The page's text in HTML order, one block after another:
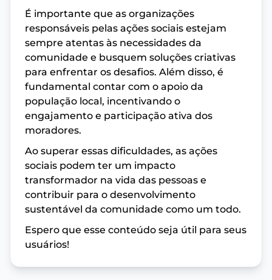
É importante que as organizações
responsáveis pelas ações sociais estejam
sempre atentas às necessidades da
comunidade e busquem soluções criativas
para enfrentar os desafios. Além disso, é
fundamental contar com o apoio da
população local, incentivando o
engajamento e participação ativa dos
moradores.
Ao superar essas dificuldades, as ações
sociais podem ter um impacto
transformador na vida das pessoas e
contribuir para o desenvolvimento
sustentável da comunidade como um todo.
Espero que esse conteúdo seja útil para seus
usuários!